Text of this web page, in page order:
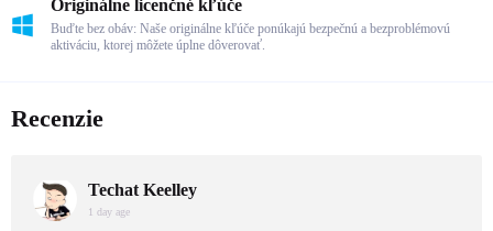
Originálne licenčné kľúče
Buďte bez obáv: Naše originálne kľúče ponúkajú bezpečnú a bezproblémovú
aktiváciu, ktorej môžete úplne dôverovať.
Recenzie
Techat Keelley
1 day age